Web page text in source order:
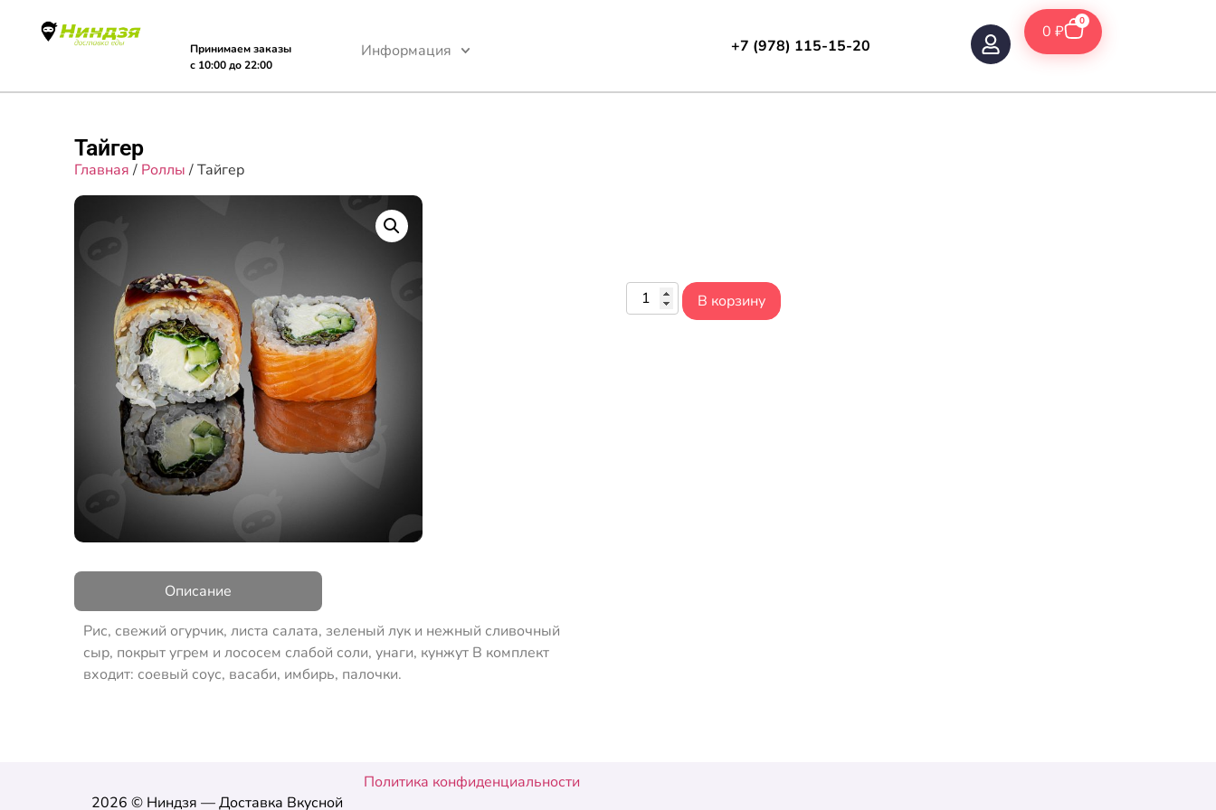
Принимаем заказы
с 10:00 до 22:00
Информация +7 (978) 115-15-20
0 ₽
0
Тайгер
Главная/ Роллы/ Тайгер
Описание
Рис, свежий огурчик, листа салата, зеленый лук и нежный сливочный
сыр, покрыт угрем и лососем слабой соли, унаги, кунжут В комплект
входит: соевый соус, васаби, имбирь, палочки.
В корзину
2026 © Ниндзя — Доставка Вкусной
Политика конфиденциальности